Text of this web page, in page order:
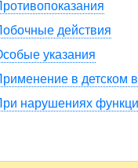
действия
указания
в детском
нарушениях